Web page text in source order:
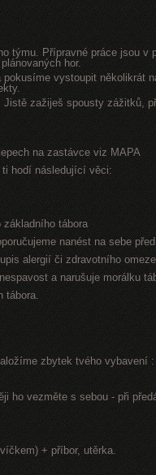
týmu. Přípravné práce jsou v
hor.
vystoupit několikrát
zažiješ spousty zážitků,
na zastávce viz MAPA
hodí následující věci:
tábora
nanést na sebe
alergií či zdravotního
a narušuje morálku
tábora.
zbytek tvého vybavení :
ho vezměte s sebou - při
+ příbor, utěrka.